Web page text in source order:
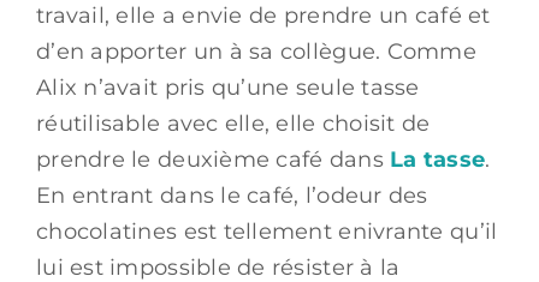
travail, elle a envie de prendre un café et
d’en apporter un à sa collègue. Comme
Alix n’avait pris qu’une seule tasse
réutilisable avec elle, elle choisit de
prendre le deuxième café dans La tasse.
En entrant dans le café, l’odeur des
chocolatines est tellement enivrante qu’il
lui est impossible de résister à la